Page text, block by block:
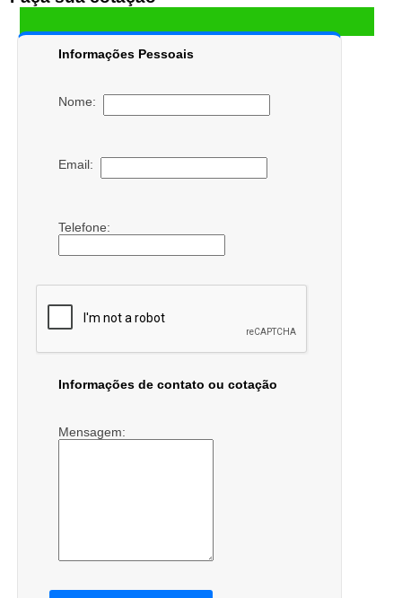
Informações Pessoais
Nome:
Email:
Telefone:
Informações de contato ou cotação
Mensagem: